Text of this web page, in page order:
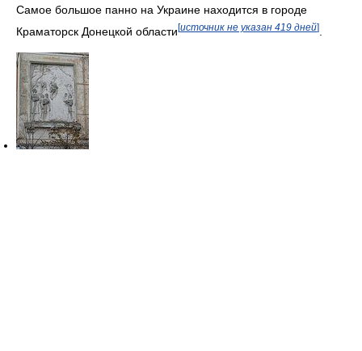
Самое большое панно на Украине находится в городе
Краматорск Донецкой области[источник не указан 419 дней]